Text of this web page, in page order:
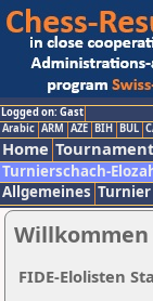
Logged on: Gast
Arabic ARM AZE BIH BUL
Home
Turnierschach-
Allgemeines Turnier
Willkommen
FIDE-Elolisten